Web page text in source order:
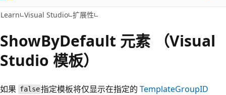
Learn Visual Studio 扩展性
ShowByDefault 元素 （Visual
Studio 模板）
如果 false指定模板将仅显示在指定的TemplateGroupID